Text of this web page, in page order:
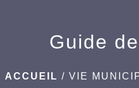
Guide
ACCUEIL /VIE